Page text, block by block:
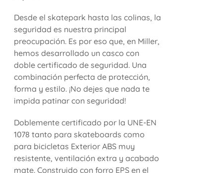
Desde el skatepark hasta las colinas, la
seguridad es nuestra principal
preocupación. Es por eso que, en Miller,
hemos desarrollado un casco con
doble certificado de seguridad. Una
combinación perfecta de protección,
forma y estilo. ¡No dejes que nada te
impida patinar con seguridad!
Doblemente certificado por la UNE-EN
1078 tanto para skateboards como
para bicicletas Exterior ABS muy
resistente, ventilación extra y acabado
mate. Construido con forro EPS en el